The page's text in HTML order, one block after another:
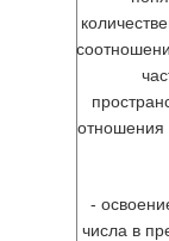
отношения
-
числа в